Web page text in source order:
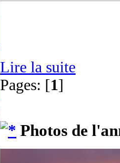
Lire la suite
Pages: [1]
Photos de